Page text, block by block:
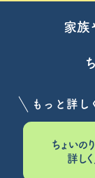
家族
もっと詳し
ちょいの
詳し